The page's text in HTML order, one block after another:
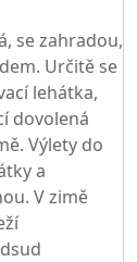
se zahradou,
Určitě se
lehátka,
dovolená
Výlety do
a
V zimě